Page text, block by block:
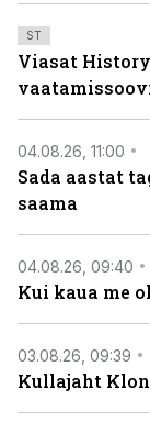
ST
Viasat
04.08.26, 11:00
Sada aastat
saama
04.08.26, 09:40
Kui kaua me
03.08.26, 09:39
Kullajaht